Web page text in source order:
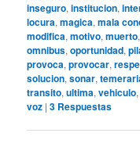
inseguro,institucion,
locura,magica,mala
modifica,motivo,muerto
omnibus,oportunidad,
provoca,provocar,
solucion,sonar,
transito,ultima,vehiculo
voz |3 Respuestas